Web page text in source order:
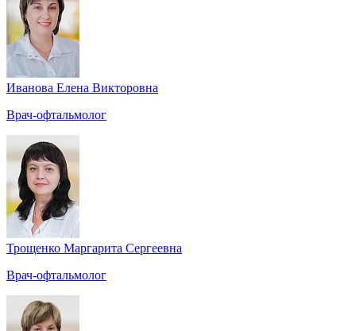
Иванова Елена Викторовна
Врач-офтальмолог
Трощенко Маргарита Сергеевна
Врач-офтальмолог